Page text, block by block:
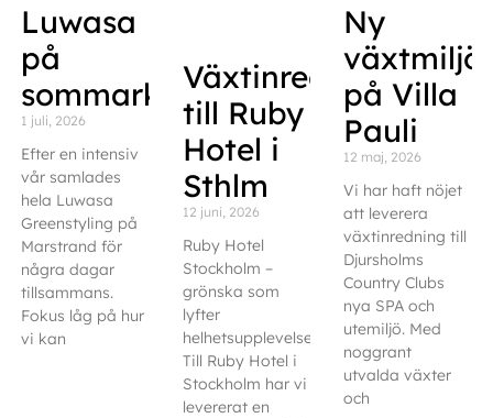
Luwasa
på
sommarkonferens
1 juli, 2026
Efter en intensiv
vår samlades
hela Luwasa
Greenstyling på
Marstrand för
några dagar
tillsammans.
Fokus låg på hur
vi kan
Växtinredning
till Ruby
Hotel i
Sthlm
12 juni, 2026
Ruby Hotel
Stockholm –
grönska som
lyfter
helhetsupplevelsen
Till Ruby Hotel i
Stockholm har vi
levererat en
Ny
växtmiljö
på Villa
Pauli
12 maj, 2026
Vi har haft nöjet
att leverera
växtinredning till
Djursholms
Country Clubs
nya SPA och
utemiljö. Med
noggrant
utvalda växter
och